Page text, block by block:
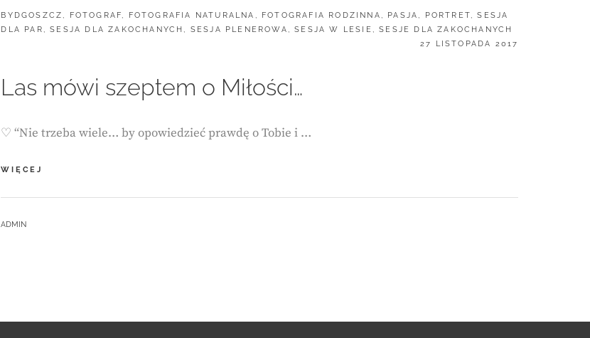
CATEGORIES:
BYDGOSZCZ , FOTOGRAF, FOTOGRAFIA NATURALNA , FOTOGRAFIA RODZINNA , PASJA , PORTRET,SESJA
DLA PAR ,SESJA DLA ZAKOCHANYCH , SESJA PLENEROWA ,SESJA W LESIE ,SESJE DLA ZAKOCHANYCH
POSTED
27 LISTOPADA 2017
Las mówi szeptem o Miłości…
♡ “Nie trzeba wiele… by opowiedzieć prawdę o Tobie i …
WIĘCEJ
SZEPTEM
BY
ADMIN